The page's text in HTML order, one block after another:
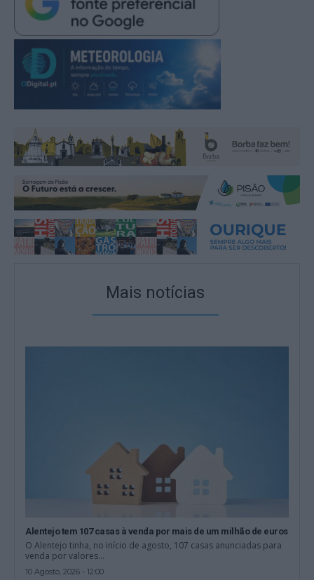
Mais notícias
Alentejo tem 107 casas à venda por mais de um milhão de euros
O Alentejo tinha, no início de agosto, 107 casas anunciadas para
venda por valores...
10 Agosto, 2026 - 12:00